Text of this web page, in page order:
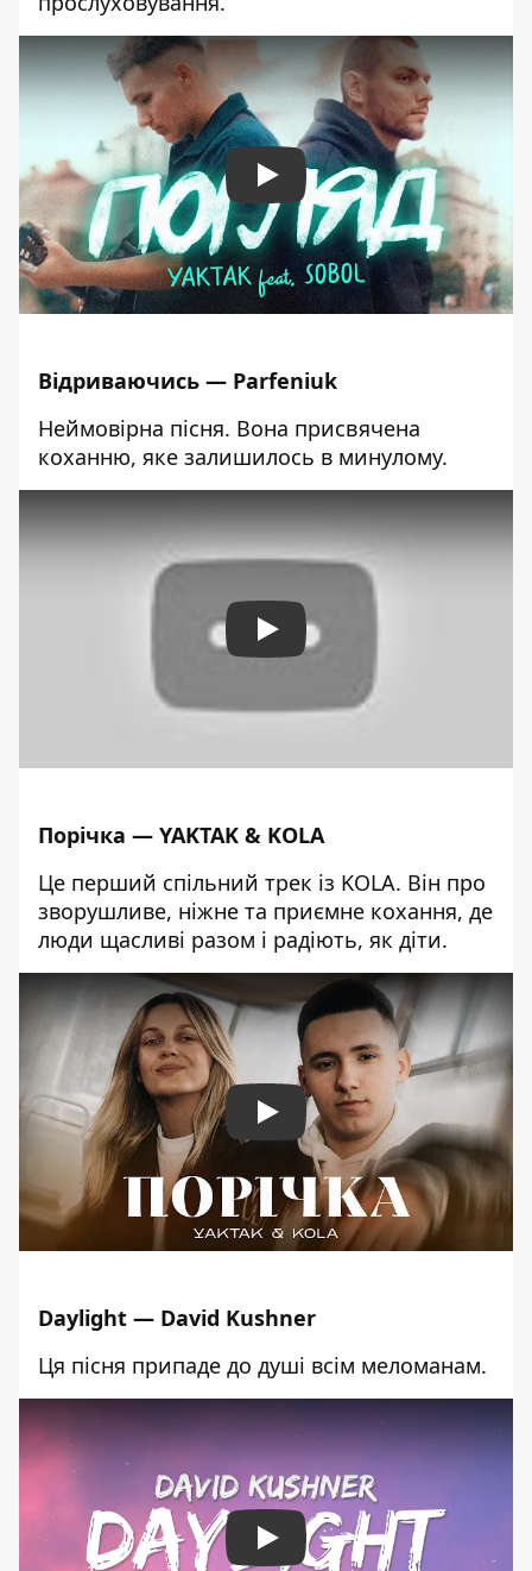
Play
Відриваючись — Parfeniuk
Неймовірна пісня. Вона присвячена
коханню, яке залишилось в минулому.
Play
Порічка — YAKTAK & KOLA
Це перший спільний трек із KOLA. Він про
зворушливе, ніжне та приємне кохання, де
люди щасливі разом і радіють, як діти.
Play
Daylight — David Kushner
Ця пісня припаде до душі всім меломанам.
Play